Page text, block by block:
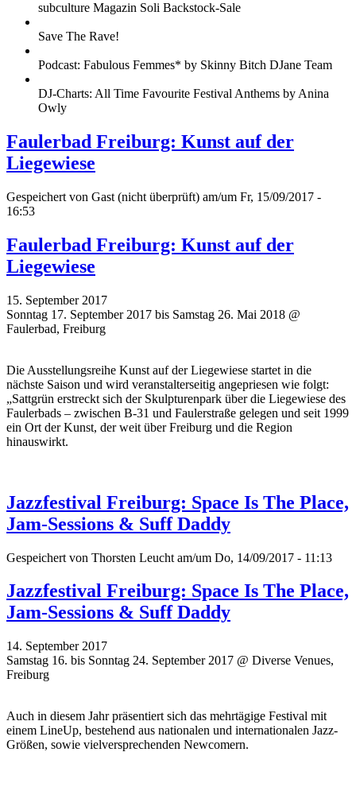
subculture Magazin Soli Backstock-Sale
Save The Rave!
Podcast: Fabulous Femmes* by Skinny Bitch DJane Team
DJ-Charts: All Time Favourite Festival Anthems by Anina
Owly
Faulerbad Freiburg: Kunst auf der
Liegewiese
Gespeichert von Gast (nicht überprüft) am/um Fr, 15/09/2017 -
16:53
Faulerbad Freiburg: Kunst auf der
Liegewiese
15. September 2017
Sonntag 17. September 2017 bis Samstag 26. Mai 2018 @
Faulerbad, Freiburg
Die Ausstellungsreihe Kunst auf der Liegewiese startet in die
nächste Saison und wird veranstalterseitig angepriesen wie folgt:
„Sattgrün erstreckt sich der Skulpturenpark über die Liegewiese des
Faulerbads – zwischen B-31 und Faulerstraße gelegen und seit 1999
ein Ort der Kunst, der weit über Freiburg und die Region
hinauswirkt.
Jazzfestival Freiburg: Space Is The Place,
Jam-Sessions & Suff Daddy
Gespeichert von Thorsten Leucht am/um Do, 14/09/2017 - 11:13
Jazzfestival Freiburg: Space Is The Place,
Jam-Sessions & Suff Daddy
14. September 2017
Samstag 16. bis Sonntag 24. September 2017 @ Diverse Venues,
Freiburg
Auch in diesem Jahr präsentiert sich das mehrtägige Festival mit
einem LineUp, bestehend aus nationalen und internationalen Jazz-
Größen, sowie vielversprechenden Newcomern.